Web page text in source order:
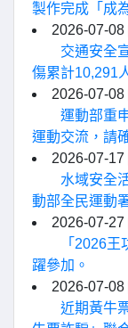
製作完成「成
2026-07-08
交通安全
傷累計10,291
2026-07-08
運動部重
運動交流，請
2026-07-17
水域安全
動部全民運動
2026-07-27
「2026
躍參加。
2026-07-08
近期黃牛